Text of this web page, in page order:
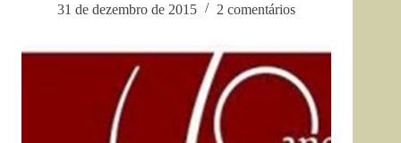
31 de dezembro de 2015
2 comentários